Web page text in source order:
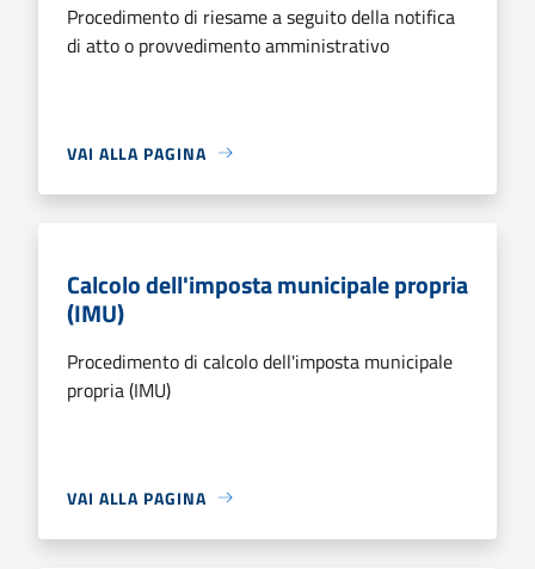
Procedimento di riesame a seguito della notifica
di atto o provvedimento amministrativo
VAI ALLA PAGINA
Calcolo dell'imposta municipale propria
(IMU)
Procedimento di calcolo dell'imposta municipale
propria (IMU)
VAI ALLA PAGINA